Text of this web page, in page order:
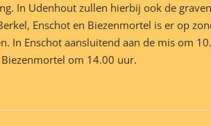
In Udenhout zullen hierbij ook de
Enschot en Biezenmortel is er op
In Enschot aansluitend aan de mis om
om 14.00 uur.